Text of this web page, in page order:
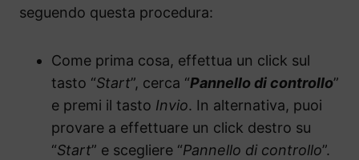
seguendo questa procedura:
Come prima cosa, effettua un click sul
tasto “Start”, cerca “Pannello di controllo”
e premi il tasto Invio. In alternativa, puoi
provare a effettuare un click destro su
“Start” e scegliere “Pannello di controllo”.